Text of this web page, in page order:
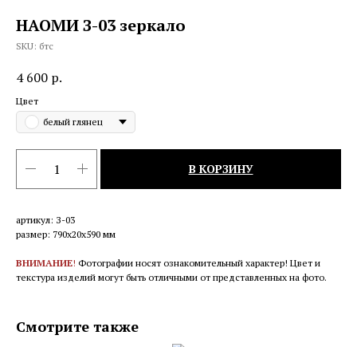
НАОМИ З-03 зеркало
SKU: бтс
4 600 р.
Цвет
белый глянец
В КОРЗИНУ
артикул: З-03
размер: 790х20х590 мм
ВНИМАНИЕ! Фотографии носят ознакомительный характер! Цвет и
текстура изделий могут быть отличными от представленных на фото.
Смотрите также